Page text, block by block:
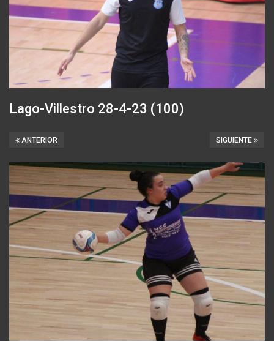
Lago-Villestro 28-4-23 (100)
SIGUIENTE
ANTERIOR